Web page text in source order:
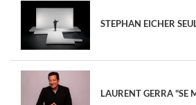
STEPHAN EICHER
LAURENT GERRA "SE